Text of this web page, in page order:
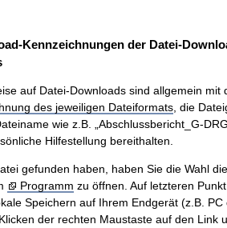
Kennzeichnungen der Datei-
auf Datei-Downloads sind allgemein mit
des jeweiligen Dateiformats, die
wie z.B. „Abschlussbericht_G-
Hilfestellung bereithalten.
gefunden haben, haben Sie die Wahl
Programm zu öffnen. Auf letzteren
Speichern auf Ihrem Endgerät (z.B.
der rechten Maustaste auf den Link